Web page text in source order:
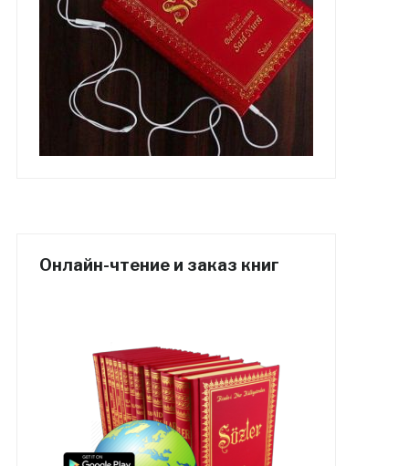
Онлайн-чтение и заказ книг